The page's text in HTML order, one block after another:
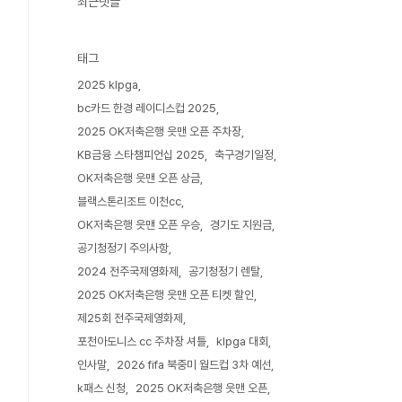
태그
2025 klpga
bc카드 한경 레이디스컵 2025
2025 OK저축은행 읏맨 오픈 주차장
KB금융 스타챔피언십 2025
축구경기일정
OK저축은행 읏맨 오픈 상금
블랙스톤리조트 이천cc
OK저축은행 읏맨 오픈 우승
경기도 지원금
공기청정기 주의사항
2024 전주국제영화제
공기청정기 렌탈
2025 OK저축은행 읏맨 오픈 티켓 할인
제25회 전주국제영화제
포천아도니스 cc 주차장 셔틀
klpga 대회
인사말
2026 fifa 북중미 월드컵 3차 예선
k패스 신청
2025 OK저축은행 읏맨 오픈